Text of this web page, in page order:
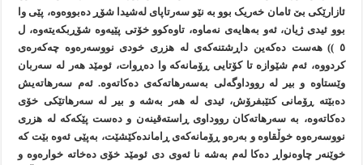
ئازارێکی بێ ئامان خەريک بوو بە نێو سەرتاپای لەشيدا شۆڕ دەبووەوە، پێی وا
بوو ئيدی ژيان، ئەو بەهايەی نەماوە، تاوەکوو خۆتی پێيەوە شۆڕبکەيتەوە، ل
٥ )) هەست دەکەين داڕشتنەکەی لە هزری خودی نووسەرەوە چەکەرەی
کردووە، ئەم شێوازە تا کۆتایی ڕۆمانەکە وا دەڕوات، ئومێد هەر لە سەربان
وێستاوە و بير لە رووداوگەلی بەسەرهاتەکەی دەکاتەوە. ئەم سەرهاتەيش
دەبێتە ڕۆمانی کتێبفرۆش، ئيدی لە هەر بەشە و بير لە سەرهاتێکی خۆی
دەکاتەوە، بە سەرهاتەکان رووداوی ڕاستەقينەن و دەست پێکەکە لە هزری
نووسەرەوە خوڵقاوە و بەرەو ڕۆمانەکەی ڕاماندەکێشێت، بەپێی ئەوە بێت کە
خوێنەر چاوەنواڕ دەکا لەم بەشە نا ئەوی دی ئومێد خۆی دەخاتە خوارەوە و